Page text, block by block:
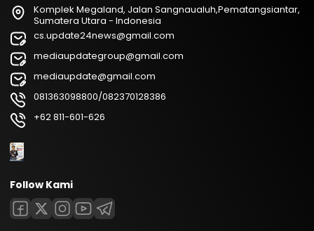
Komplek Megaland, Jalan Sangnaualuh,Pematangsiantar,
Sumatera Utara - Indonesia
cs.update24news@gmail.com
mediaupdategroup@gmail.com
mediaupdate@gmail.com
081363098800/082370128386
+62 811-601-626
Follow Kami